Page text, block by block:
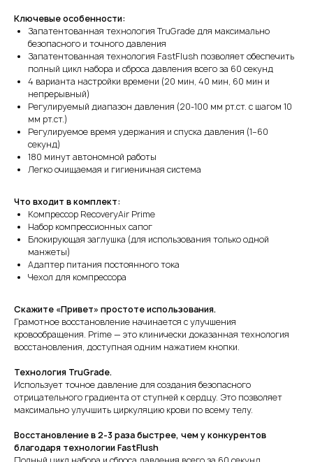
Ключевые особенности:
Запатентованная технология TruGrade для максимально
безопасного и точного давления
Запатентованная технология FastFlush позволяет обеспечить
полный цикл набора и сброса давления всего за 60 секунд
4 варианта настройки времени (20 мин, 40 мин, 60 мин и
непрерывный)
Регулируемый диапазон давления (20-100 мм рт.ст. с шагом 10
мм рт.ст.)
Регулируемое время удержания и спуска давления (1–60
секунд)
180 минут автономной работы
Легко очищаемая и гигиеничная система
Что входит в комплект:
Компрессор RecoveryAir Prime
Набор компрессионных сапог
Блокирующая заглушка (для использования только одной
манжеты)
Адаптер питания постоянного тока
Чехол для компрессора
Скажите «Привет» простоте использования.
Грамотное восстановление начинается с улучшения
кровообращения. Prime — это клинически доказанная технология
восстановления, доступная одним нажатием кнопки.
Технология TruGrade.
Использует точное давление для создания безопасного
отрицательного градиента от ступней к сердцу. Это позволяет
максимально улучшить циркуляцию крови по всему телу.
Восстановление в 2-3 раза быстрее, чем у конкурентов
благодаря технологии FastFlush